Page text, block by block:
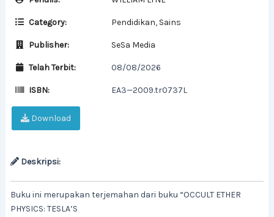
Category: Pendidikan, Sains
Publisher: SeSa Media
Telah Terbit: 08/08/2026
ISBN: EA3—2009.tr0737L
Download
Deskripsi:
Buku ini merupakan terjemahan dari buku “OCCULT ETHER
PHYSICS: TESLA’S